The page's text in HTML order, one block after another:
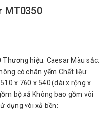
MT0350
hiệu: Caesar Màu sắc:
có chân yếm Chất liệu:
x 760 x 540 (dài x rộng x
bộ xả Không bao gồm vòi
dụng vòi xả bồn: